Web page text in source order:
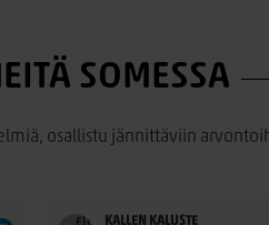
SOMESSA
osallistu jännittäviin
KALLEN KALUSTE